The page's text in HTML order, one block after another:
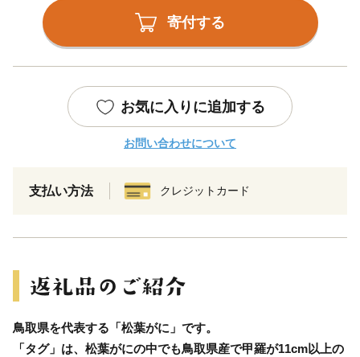
寄付する
お気に入りに追加する
お問い合わせについて
支払い方法 クレジットカード
鳥取県を代表する「松葉がに」です。
「タグ」は、松葉がにの中でも鳥取県産で甲羅が11cm以上の